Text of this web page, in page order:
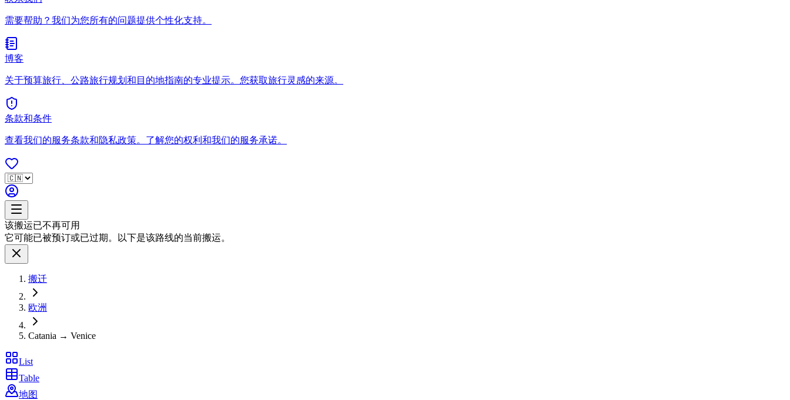
需要帮助？我们为您所有的问题提供个性化支持。
博客
关于预算旅行、公路旅行规划和目的地指南的专业提示。您获取旅行灵感的来源。
条款和条件
查看我们的服务条款和隐私政策。了解您的权利和我们的服务承诺。
该搬运已不再可用
它可能已被预订或已过期。以下是该路线的当前搬运。
搬迁
欧洲
Catania → Venice
List
Table
地图